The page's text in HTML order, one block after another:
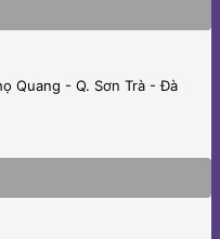
Quang - Q. Sơn Trà - Đà